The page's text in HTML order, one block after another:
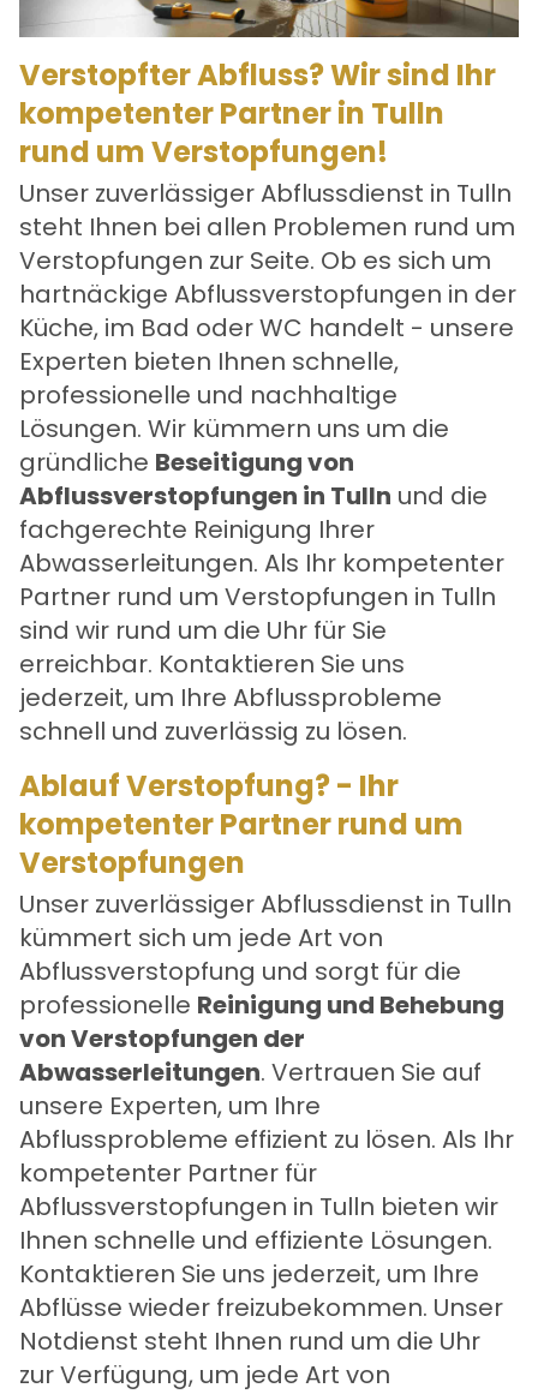
Verstopfter Abfluss? Wir sind Ihr
kompetenter Partner in Tulln
rund um Verstopfungen!
Unser zuverlässigerAbflussdienst in Tulln
steht Ihnen bei allen Problemen rund um
Verstopfungen zur Seite. Ob es sich um
hartnäckige Abflussverstopfungen in der
Küche, im Bad oder WC handelt - unsere
Experten bieten Ihnen schnelle,
professionelle und nachhaltige
Lösungen. Wir kümmern uns um die
gründliche Beseitigung von
Abflussverstopfungen in Tulln und die
fachgerechte Reinigung Ihrer
Abwasserleitungen. Als Ihr kompetenter
Partner rund um Verstopfungen in Tulln
sind wir rund um die Uhr für Sie
erreichbar. Kontaktieren Sie uns
jederzeit, um Ihre Abflussprobleme
schnell und zuverlässig zu lösen.
Ablauf Verstopfung? - Ihr
kompetenter Partner rund um
Verstopfungen
Unser zuverlässiger Abflussdienst in Tulln
kümmert sich um jede Art von
Abflussverstopfung und sorgt für die
professionelle Reinigung und Behebung
von Verstopfungen der
Abwasserleitungen. Vertrauen Sie auf
unsere Experten, um Ihre
Abflussprobleme effizient zu lösen. Als Ihr
kompetenter Partner für
Abflussverstopfungen in Tulln bieten wir
Ihnen schnelle und effiziente Lösungen.
Kontaktieren Sie uns jederzeit, um Ihre
Abflüsse wieder freizubekommen. Unser
Notdienst steht Ihnen rund um die Uhr
zur Verfügung, um jede Art von